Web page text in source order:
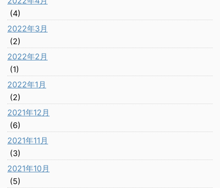
(4)
2022年3月
(2)
2022年2月
(1)
2022年1月
(2)
2021年12月
(6)
2021年11月
(3)
2021年10月
(5)